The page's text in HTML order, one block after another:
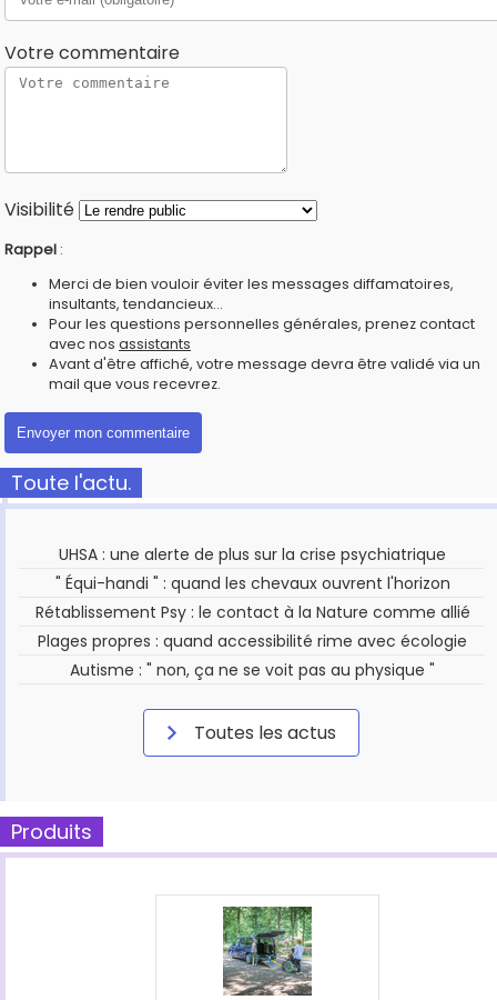
Votre commentaire
Visibilité
Rappel :
Merci de bien vouloir éviter les messages diffamatoires,
insultants, tendancieux...
Pour les questions personnelles générales, prenez contact
avec nos assistants
Avant d'être affiché, votre message devra être validé via un
mail que vous recevrez.
Toute l'actu.
UHSA : une alerte de plus sur la crise psychiatrique
" Équi-handi " : quand les chevaux ouvrent l'horizon
Rétablissement Psy : le contact à la Nature comme allié
Plages propres : quand accessibilité rime avec écologie
Autisme : " non, ça ne se voit pas au physique "
Toutes les actus
Produits